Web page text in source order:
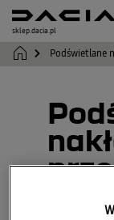
sklep.dacia.pl
Podświetlane